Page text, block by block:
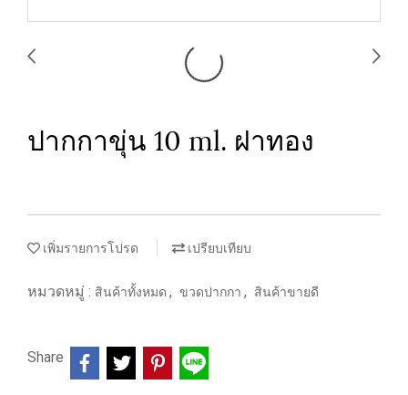
ปากกาขุ่น 10 ml. ฝาทอง
เพิ่มรายการโปรด เปรียบเทียบ
หมวดหมู่ : สินค้าทั้งหมด , ขวดปากกา , สินค้าขายดี
Share